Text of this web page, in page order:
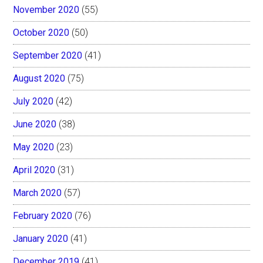
November 2020 (55)
October 2020 (50)
September 2020 (41)
August 2020 (75)
July 2020 (42)
June 2020 (38)
May 2020 (23)
April 2020 (31)
March 2020 (57)
February 2020 (76)
January 2020 (41)